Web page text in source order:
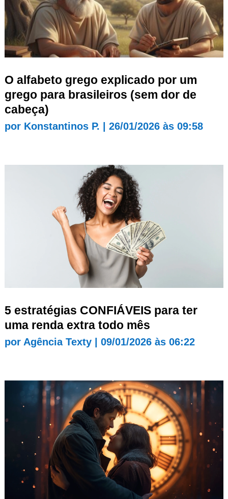
O alfabeto grego explicado por um
grego para brasileiros (sem dor de
cabeça)
por Konstantinos P. 26/01/2026 às 09:58
5 estratégias CONFIÁVEIS para ter
uma renda extra todo mês
por Agência Texty| 09/01/2026 às 06:22